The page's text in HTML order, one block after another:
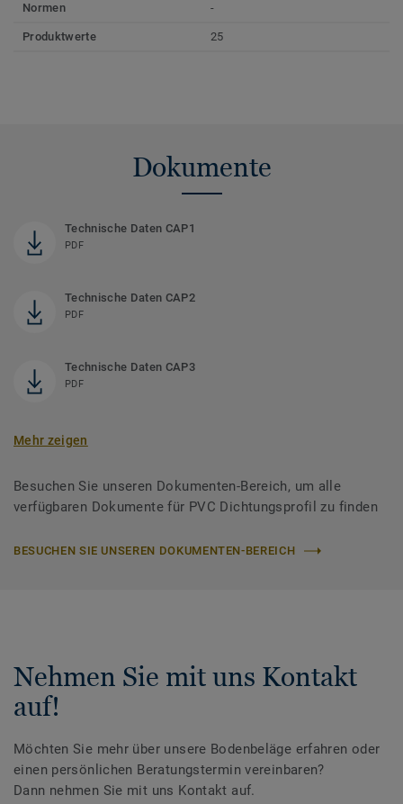
Normen
-
Produktwerte 25
Dokumente
Technische Daten CAP1
PDF
Technische Daten CAP2
PDF
Technische Daten CAP3
PDF
Mehr zeigen
Besuchen Sie unseren Dokumenten-Bereich, um alle
verfügbaren Dokumente für PVC Dichtungsprofil zu finden
BESUCHEN SIE UNSEREN DOKUMENTEN-BEREICH
Nehmen Sie mit uns Kontakt
auf!
Möchten Sie mehr über unsere Bodenbeläge erfahren oder
einen persönlichen Beratungstermin vereinbaren?
Dann nehmen Sie mit uns Kontakt auf.